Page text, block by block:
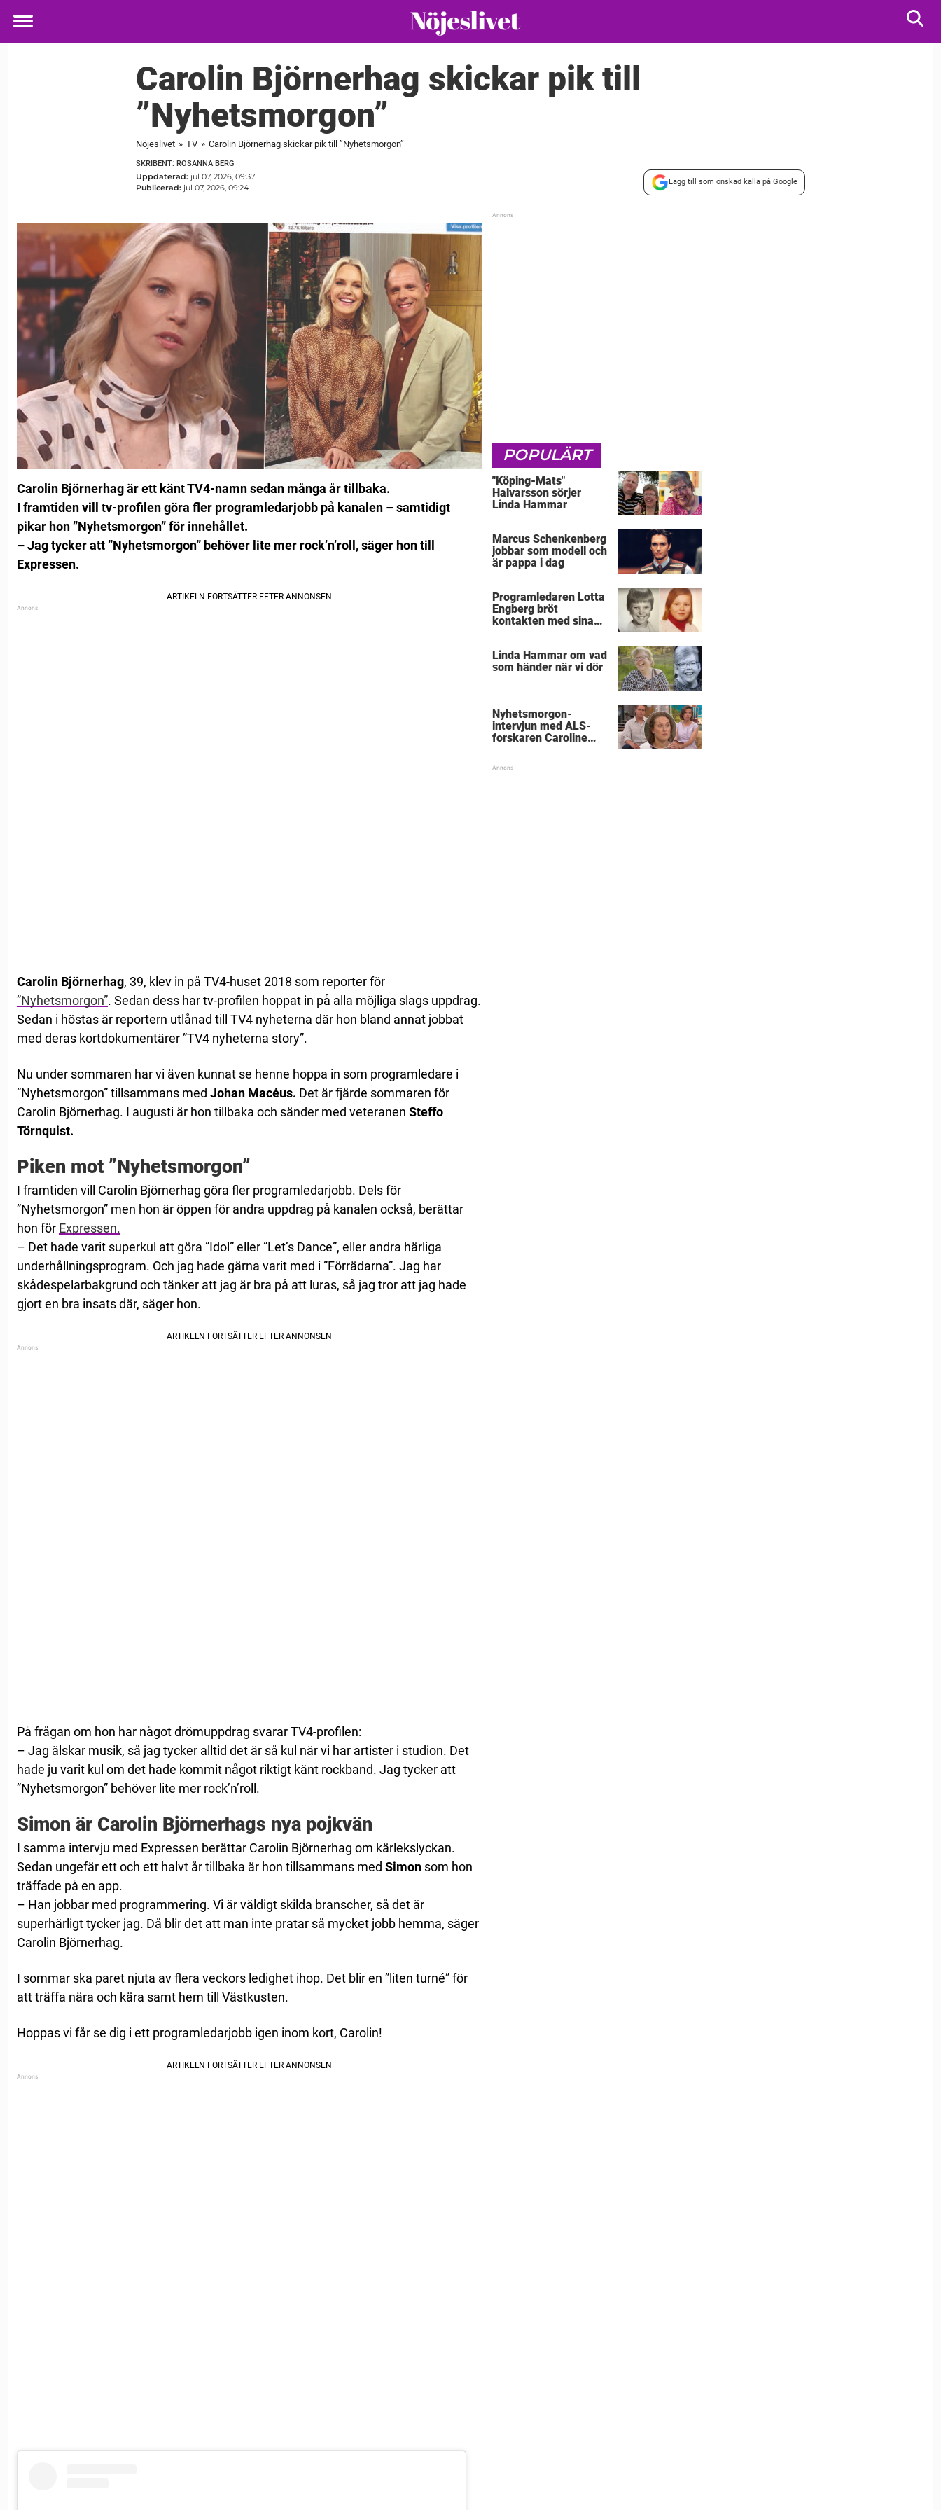
Toggle
Carolin Björnerhag skickar pik till
”Nyhetsmorgon”
Nöjeslivet » TV » Carolin Björnerhag skickar pik till ”Nyhetsmorgon”
SKRIBENT: ROSANNA BERG
Uppdaterad: jul 07, 2026, 09:37
Publicerad: jul 07, 2026, 09:24
Lägg till som önskad källa på Google
Carolin Björnerhag är ett känt TV4-namn sedan många år tillbaka.
I framtiden vill tv-profilen göra fler programledarjobb på kanalen – samtidigt
pikar hon ”Nyhetsmorgon” för innehållet.
– Jag tycker att ”Nyhetsmorgon” behöver lite mer rock’n’roll, säger hon till
Expressen.
Carolin Björnerhag, 39, klev in på TV4-huset 2018 som reporter för
”Nyhetsmorgon”. Sedan dess har tv-profilen hoppat in på alla möjliga slags uppdrag.
Sedan i höstas är reportern utlånad till TV4 nyheterna där hon bland annat jobbat
med deras kortdokumentärer ”TV4 nyheterna story”.
Nu under sommaren har vi även kunnat se henne hoppa in som programledare i
”Nyhetsmorgon” tillsammans med Johan Macéus. Det är fjärde sommaren för
Carolin Björnerhag. I augusti är hon tillbaka och sänder med veteranen Steffo
Törnquist.
Piken mot ”Nyhetsmorgon”
I framtiden vill Carolin Björnerhag göra fler programledarjobb. Dels för
”Nyhetsmorgon” men hon är öppen för andra uppdrag på kanalen också, berättar
hon för Expressen.
– Det hade varit superkul att göra ”Idol” eller ”Let’s Dance”, eller andra härliga
underhållningsprogram. Och jag hade gärna varit med i ”Förrädarna”. Jag har
skådespelarbakgrund och tänker att jag är bra på att luras, så jag tror att jag hade
gjort en bra insats där, säger hon.
På frågan om hon har något drömuppdrag svarar TV4-profilen:
– Jag älskar musik, så jag tycker alltid det är så kul när vi har artister i studion. Det
hade ju varit kul om det hade kommit något riktigt känt rockband. Jag tycker att
”Nyhetsmorgon” behöver lite mer rock’n’roll.
Simon är Carolin Björnerhags nya pojkvän
I samma intervju med Expressen berättar Carolin Björnerhag om kärlekslyckan.
Sedan ungefär ett och ett halvt år tillbaka är hon tillsammans med Simon som hon
träffade på en app.
– Han jobbar med programmering. Vi är väldigt skilda branscher, så det är
superhärligt tycker jag. Då blir det att man inte pratar så mycket jobb hemma, säger
Carolin Björnerhag.
I sommar ska paret njuta av flera veckors ledighet ihop. Det blir en ”liten turné” för
att träffa nära och kära samt hem till Västkusten.
Hoppas vi får se dig i ett programledarjobb igen inom kort, Carolin!
POPULÄRT
"Köping-Mats"
Halvarsson sörjer
Linda Hammar
Marcus Schenkenberg
jobbar som modell och
är pappa i dag
Programledaren Lotta
Engberg bröt
kontakten med sina
Linda Hammar om vad
som händer när vi dör
Nyhetsmorgon-
intervjun med ALS-
forskaren Caroline